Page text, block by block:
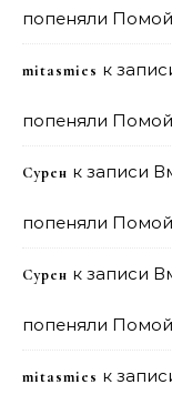
попеняли
mitasmies к
попеняли
Сурен к записи
попеняли
Сурен к записи
попеняли
mitasmies к